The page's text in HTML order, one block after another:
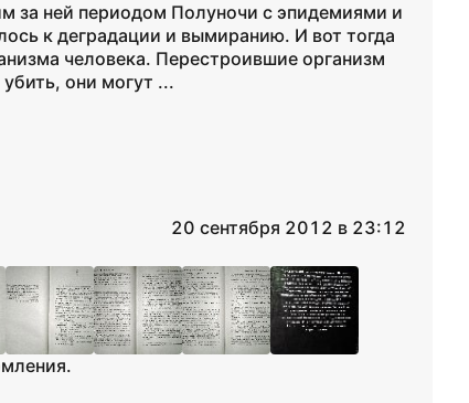
за ней периодом Полуночи с эпидемиями и
к деградации и вымиранию. И вот тогда
человека. Перестроившие организм
они могут ...
20 сентября 2012 в 23:12